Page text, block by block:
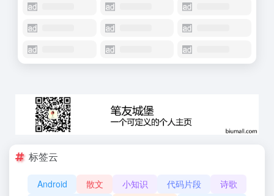
标签云
Android 散文 小知识 代码片段
诗歌